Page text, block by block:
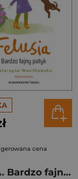
cena
FELUSIA. Bardzo fajny patyk